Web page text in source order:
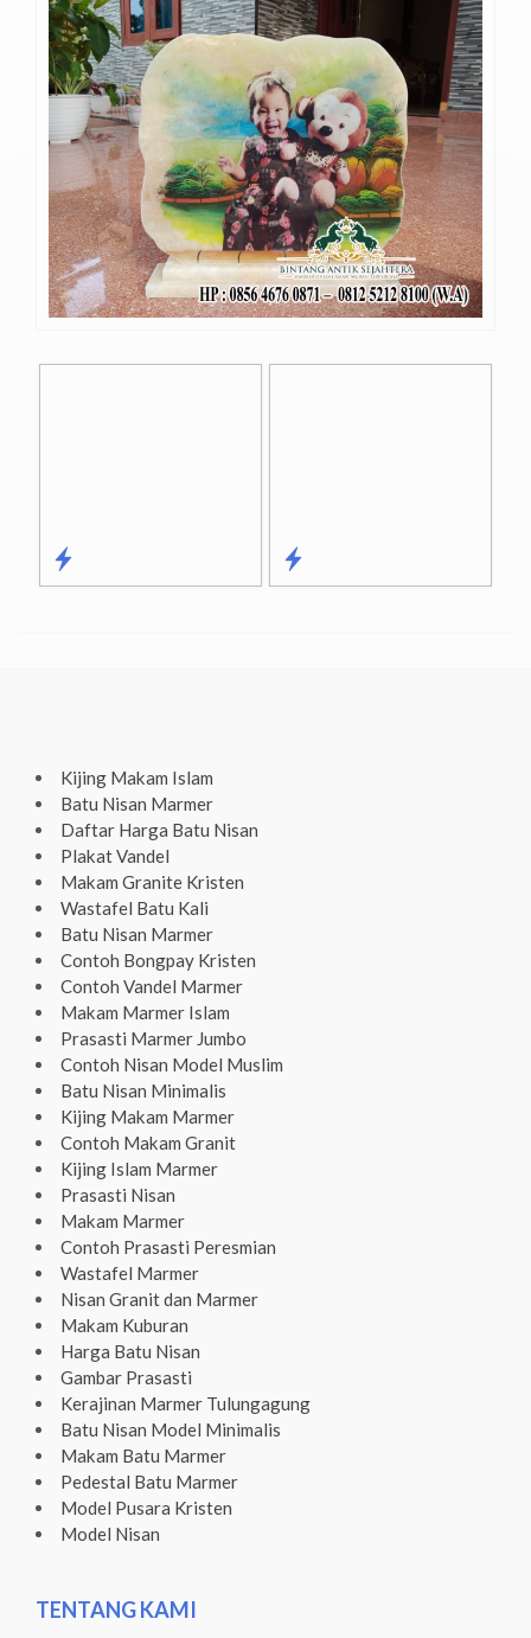
Kijing Makam Islam
Batu Nisan Marmer
Daftar Harga Batu Nisan
Plakat Vandel
Makam Granite Kristen
Wastafel Batu Kali
Batu Nisan Marmer
Contoh Bongpay Kristen
Contoh Vandel Marmer
Makam Marmer Islam
Prasasti Marmer Jumbo
Contoh Nisan Model Muslim
Batu Nisan Minimalis
Kijing Makam Marmer
Contoh Makam Granit
Kijing Islam Marmer
Prasasti Nisan
Makam Marmer
Contoh Prasasti Peresmian
Wastafel Marmer
Nisan Granit dan Marmer
Makam Kuburan
Harga Batu Nisan
Gambar Prasasti
Kerajinan Marmer Tulungagung
Batu Nisan Model Minimalis
Makam Batu Marmer
Pedestal Batu Marmer
Model Pusara Kristen
Model Nisan
TENTANG KAMI